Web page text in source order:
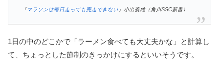
『マラソンは毎日走っても完走できない 』小出義雄（角川SSC新書）
1日の中のどこかで「ラーメン食べても大丈夫かな」と計算し
て、ちょっとした節制のきっかけにするといいそうです。